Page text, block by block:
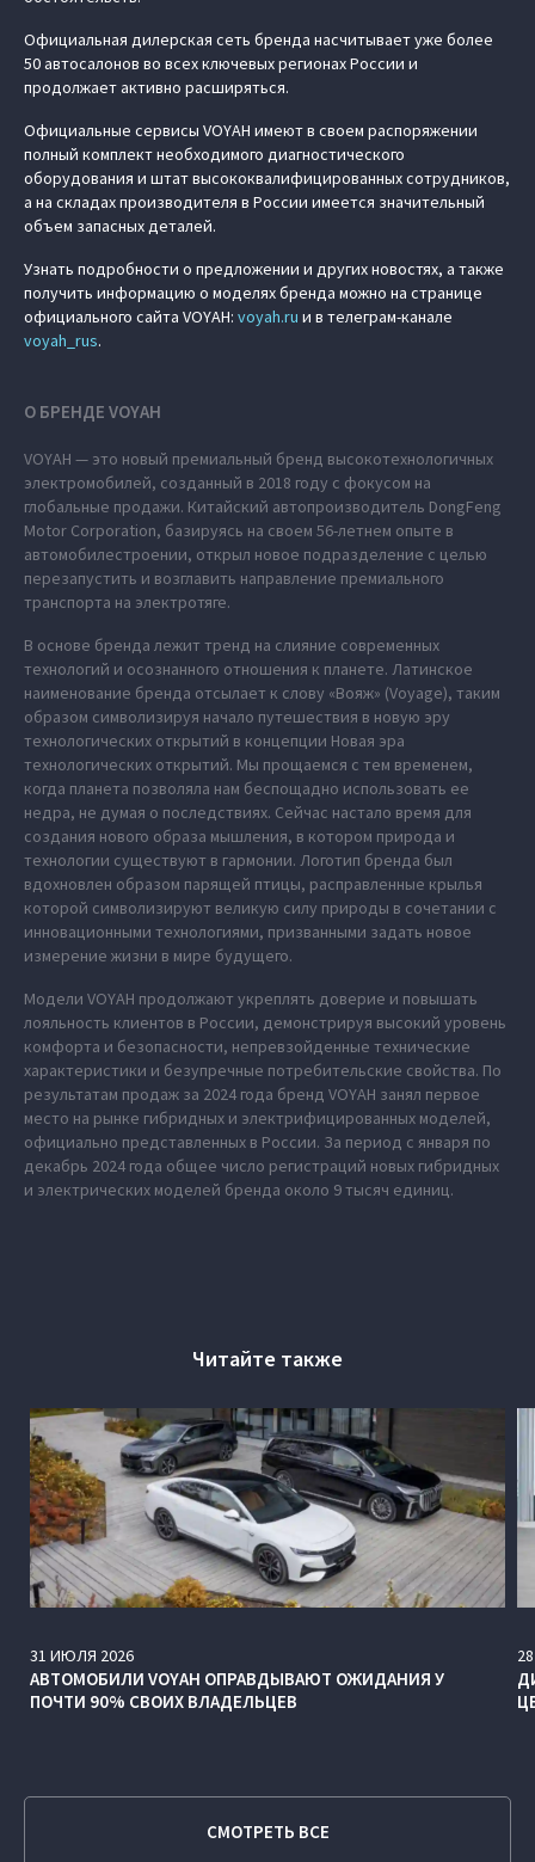
Официальная дилерская сеть бренда насчитывает уже более
50 автосалонов во всех ключевых регионах России и
продолжает активно расширяться.
Официальные сервисы VOYAH имеют в своем распоряжении
полный комплект необходимого диагностического
оборудования и штат высококвалифицированных сотрудников,
а на складах производителя в России имеется значительный
объем запасных деталей.
Узнать подробности о предложении и других новостях, а также
получить информацию о моделях бренда можно на странице
официального сайта VOYAH: voyah.ru и в телеграм-канале
voyah_rus.
О БРЕНДЕ VOYAH
VOYAH — это новый премиальный бренд высокотехнологичных
электромобилей, созданный в 2018 году с фокусом на
глобальные продажи. Китайский автопроизводитель DongFeng
Motor Corporation, базируясь на своем 56-летнем опыте в
автомобилестроении, открыл новое подразделение с целью
перезапустить и возглавить направление премиального
транспорта на электротяге.
В основе бренда лежит тренд на слияние современных
технологий и осознанного отношения к планете. Латинское
наименование бренда отсылает к слову «Вояж» (Voyage), таким
образом символизируя начало путешествия в новую эру
технологических открытий в концепции Новая эра
технологических открытий. Мы прощаемся с тем временем,
когда планета позволяла нам беспощадно использовать ее
недра, не думая о последствиях. Сейчас настало время для
создания нового образа мышления, в котором природа и
технологии существуют в гармонии. Логотип бренда был
вдохновлен образом парящей птицы, расправленные крылья
которой символизируют великую силу природы в сочетании с
инновационными технологиями, призванными задать новое
измерение жизни в мире будущего.
Модели VOYAH продолжают укреплять доверие и повышать
лояльность клиентов в России, демонстрируя высокий уровень
комфорта и безопасности, непревзойденные технические
характеристики и безупречные потребительские свойства. По
результатам продаж за 2024 года бренд VOYAH занял первое
место на рынке гибридных и электрифицированных моделей,
официально представленных в России. За период с января по
декабрь 2024 года общее число регистраций новых гибридных
и электрических моделей бренда около 9 тысяч единиц.
Читайте также
31 ИЮЛЯ 2026
АВТОМОБИЛИ VOYAH ОПРАВДЫВАЮТ ОЖИДАНИЯ У
ПОЧТИ 90% СВОИХ ВЛАДЕЛЬЦЕВ
28
СМОТРЕТЬ ВСЕ